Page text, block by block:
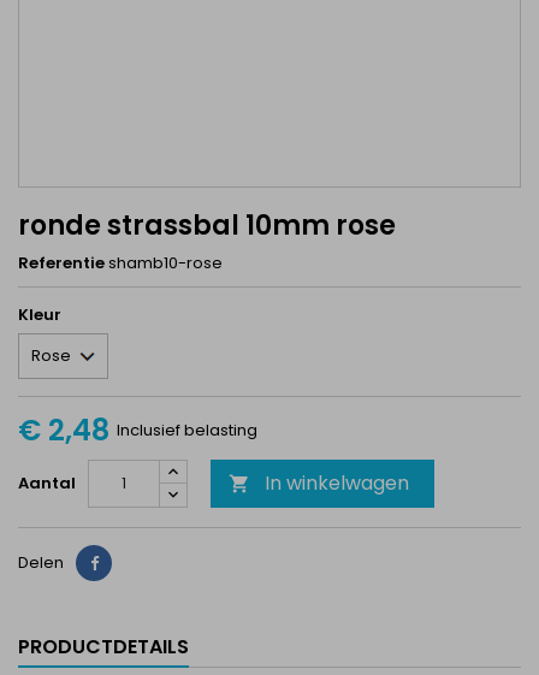
ronde strassbal 10mm rose
Referentieshamb10-rose
Kleur
€ 2,48 Inclusief belasting
Aantal  In winkelwagen
Delen Delen
PRODUCTDETAILS